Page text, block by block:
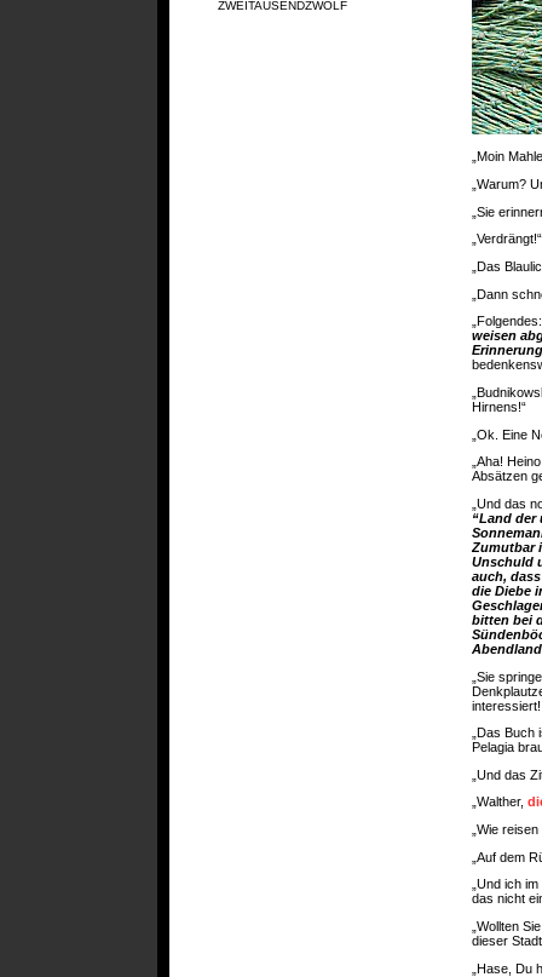
ZWEITAUSENDZWÖLF
„Moin
„Warum?
„Sie
„Verdrängt!“
„Das
„Dann
weisen
Hirnens!“
„Ok. Eine
„Aha!
Absätzen
„Und das
“Land der
Zumutbar
Unschuld
auch,
die Diebe
bitten bei
„Sie
„Das
Pelagia
„Und das
„Walther,
„Wie
„Auf dem
„Und ich
das nicht
„Wollten
dieser
„Hase, Du